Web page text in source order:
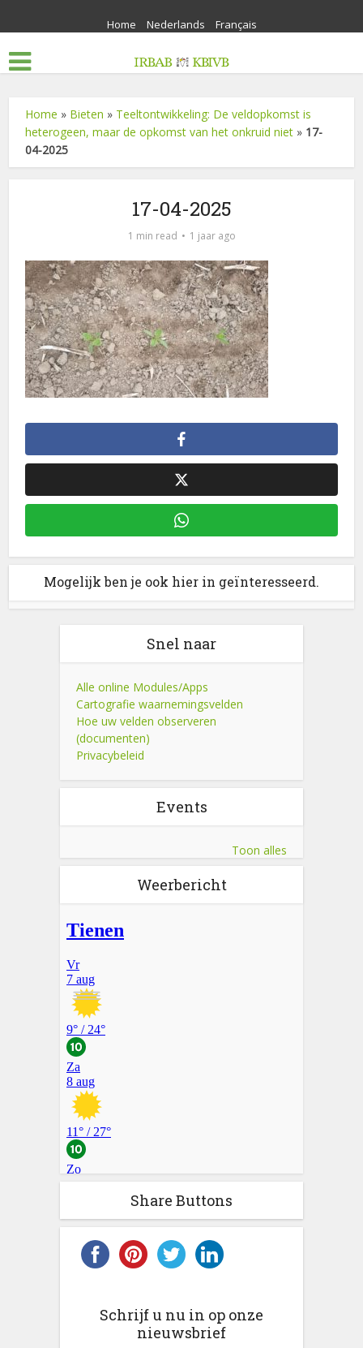
Home Nederlands Français
Home » Bieten » Teeltontwikkeling: De veldopkomst is
heterogeen, maar de opkomst van het onkruid niet » 17-
04-2025
17-04-2025
1 min read 1 jaar ago
Mogelijk ben je ook hier in geïnteresseerd.
Snel naar
Alle online Modules/Apps
Cartografie waarnemingsvelden
Hoe uw velden observeren
(documenten)
Privacybeleid
Events
Toon alles
Weerbericht
Share Buttons
Schrijf u nu in op onze
nieuwsbrief